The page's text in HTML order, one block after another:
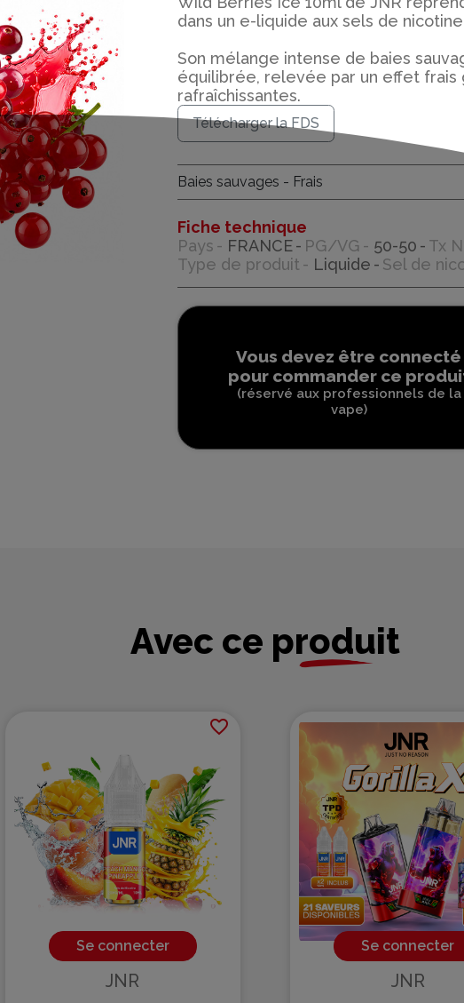
dans un e-liquide aux sels de
Son mélange intense de baies
équilibrée, relevée par un effet frais
rafraîchissantes.
Télécharger la FDS
Baies sauvages - Frais
Fiche technique
Pays
FRANCE PG/VG 50-50 Tx
Type de produit
Liquide Sel de
Vous devez être connecté
pour commander ce
(réservé aux professionnels de la
vape)
Avec ce produit
favorite_border
Se connecter
JNR
Se connecter
JNR